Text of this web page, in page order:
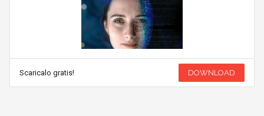
Scaricalo gratis! DOWNLOAD